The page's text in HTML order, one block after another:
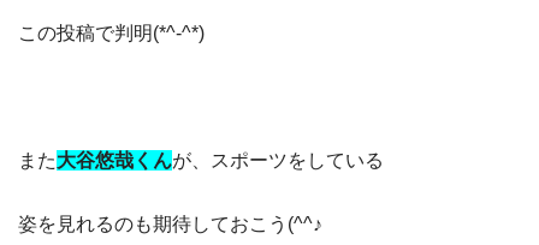
この投稿で判明(*^-^*)
また大谷悠哉くんが、スポーツをしている
姿を見れるのも期待しておこう(^^♪